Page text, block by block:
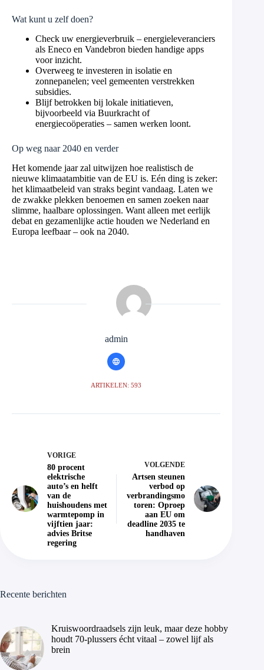
Wat kunt u zelf doen?
Check uw energieverbruik – energieleveranciers
als Eneco en Vandebron bieden handige apps
voor inzicht.
Overweeg te investeren in isolatie en
zonnepanelen; veel gemeenten verstrekken
subsidies.
Blijf betrokken bij lokale initiatieven,
bijvoorbeeld via Buurkracht of
energiecoöperaties – samen werken loont.
Op weg naar 2040 en verder
Het komende jaar zal uitwijzen hoe realistisch de
nieuwe klimaatambitie van de EU is. Eén ding is zeker:
het klimaatbeleid van straks begint vandaag. Laten we
de zwakke plekken benoemen en samen zoeken naar
slimme, haalbare oplossingen. Want alleen met eerlijk
debat en gezamenlijke actie houden we Nederland en
Europa leefbaar – ook na 2040.
admin
ARTIKELEN: 593
VORIGE
80 procent
elektrische
auto’s en helft
van de
huishoudens met
warmtepomp in
vijftien jaar:
advies Britse
regering
VOLGENDE
Artsen steunen
verbod op
verbrandingsmo
toren: Oproep
aan EU om
deadline 2035 te
handhaven
Recente berichten
Kruiswoordraadsels zijn leuk, maar deze hobby
houdt 70-plussers écht vitaal – zowel lijf als
brein